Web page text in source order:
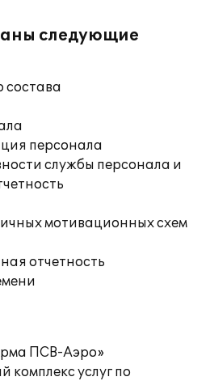
следующие
состава
персонала
службы персонала и
мотивационных схем
отчетность
ПСВ-Аэро»
комплекс услуг по